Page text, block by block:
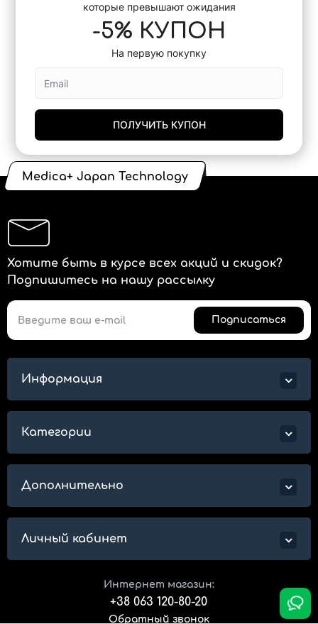
которые превышают ожидания
-5% КУПОН
На первую покупку
ПОЛУЧИТЬ КУПОН
Medica+ Japan Technology
Хотите быть в курсе всех акций и скидок?
Подпишитесь на нашу рассылку
Подписаться
Информация
Категории
Дополнительно
Личный кабинет
Интернет магазин:
+38 063 120-80-20
Обратный звонок